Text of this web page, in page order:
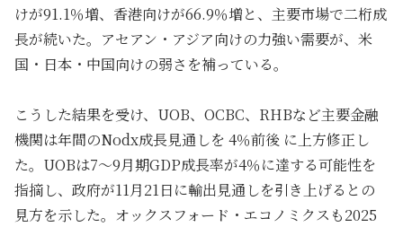
けが91.1％増、香港向けが66.9％増と、主要市場で二桁成
長が続いた。アセアン・アジア向けの力強い需要が、米
国・日本・中国向けの弱さを補っている。
こうした結果を受け、UOB、OCBC、RHBなど主要金融
機関は年間のNodx成長見通しを 4％前後 に上方修正し
た。UOBは7～9月期GDP成長率が4％に達する可能性を
指摘し、政府が11月21日に輸出見通しを引き上げるとの
見方を示した。オックスフォード・エコノミクスも2025